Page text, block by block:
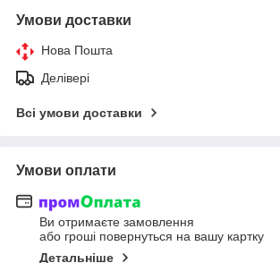
Умови доставки
Нова Пошта
Делівері
Всі умови доставки
Умови оплати
Ви отримаєте замовлення
або гроші повернуться на вашу картку
Детальніше